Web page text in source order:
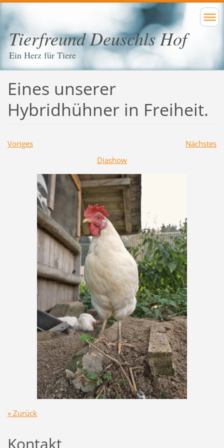
Tierfreund Deuschls Hof
Ein Herz für Tiere
Eines unserer
Hybridhühner in Freiheit.
Voriges
Nächstes
Diashow
« Zurück
Kontakt